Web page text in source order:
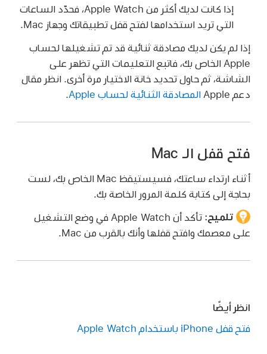
إذا كانت لديك أكثر من Apple Watch، فحدّد الساعات
التي تريد استخدامها لفتح قفل تطبيقاتك وجهاز Mac.
إذا لم يكن لديك مصادقة ثنائية قد تم تشغيلها لحساب
Apple الخاص بك، فاتبع التعليمات التي تظهر على
الشاشة، ثم حاول تحديد خانة الاختيار مرة أخرى. انظر مقال
دعم Apple
المصادقة الثنائية لحساب Apple
فتح قفل الـ Mac
أثناء ارتداء ساعتك، فسيستيقظ Mac الخاص بك، لست
بحاجة إلى كتابة كلمة المرور الخاصة بك.
تلميح:
تأكد أن Apple Watch في وضع التشغيل
على معصمك وافتح قفلها وأنك بالقرب من Mac.
انظر أيضًا
فتح قفل iPhone باستخدام Apple Watch